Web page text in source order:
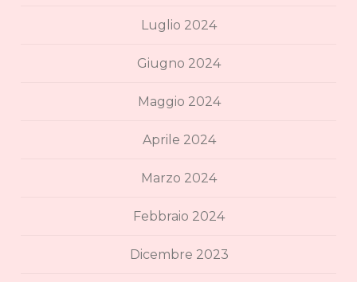
Luglio 2024
Giugno 2024
Maggio 2024
Aprile 2024
Marzo 2024
Febbraio 2024
Dicembre 2023